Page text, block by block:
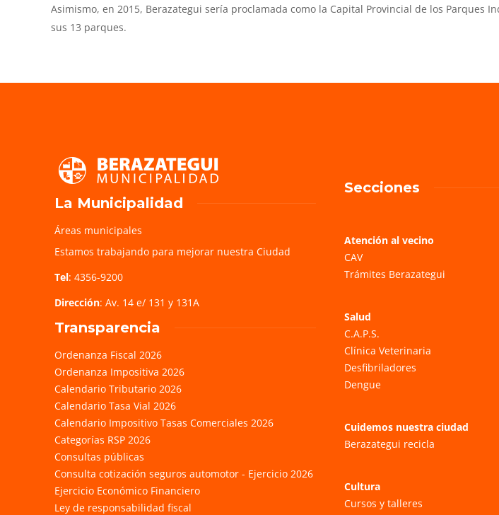
Asimismo, en 2015, Berazategui sería proclamada como la Capital Provincial de los
sus 13 parques.
La Municipalidad
Áreas municipales
Estamos trabajando para mejorar nuestra Ciudad
Tel: 4356-9200
Dirección: Av. 14 e/ 131 y 131A
Transparencia
Ordenanza Fiscal 2026
Ordenanza Impositiva 2026
Calendario Tributario 2026
Calendario Tasa Vial 2026
Calendario Impositivo Tasas Comerciales 2026
Categorías RSP 2026
Consultas públicas
Consulta cotización seguros automotor - Ejercicio 2026
Ejercicio Económico Financiero
Ley de responsabilidad fiscal
Secciones
Atención al vecino
CAV
Trámites Berazategui
Salud
C.A.P.S.
Clínica Veterinaria
Desfibriladores
Dengue
Cuidemos nuestra ciudad
Berazategui recicla
Cultura
Cursos y talleres